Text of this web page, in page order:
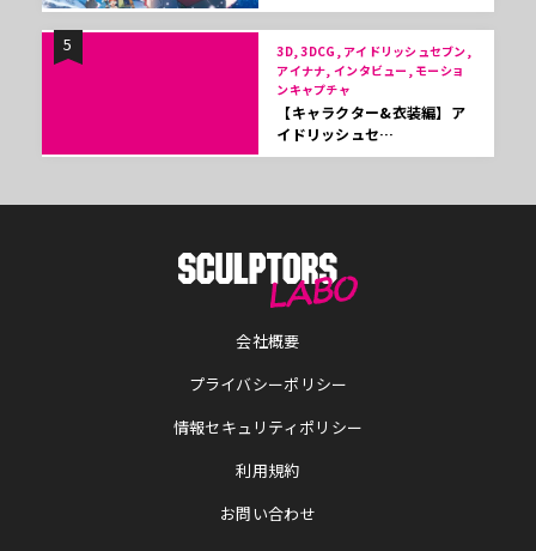
5
3D, 3DCG, アイドリッシュセブン,
アイナナ, インタビュー, モーショ
ンキャプチャ
【キャラクター&衣装編】ア
イドリッシュセ…
会社概要
プライバシーポリシー
情報セキュリティポリシー
利用規約
お問い合わせ